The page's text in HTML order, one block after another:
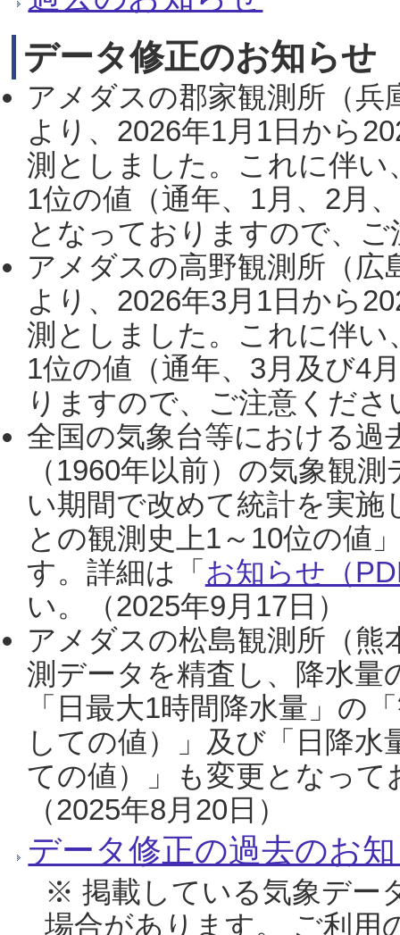
データ修正のお知らせ
アメダスの郡家観測所（
より、2026年1月1日から
測としました。これに伴い
1位の値（通年、1月、2月
となっておりますので、
アメダスの高野観測所（
より、2026年3月1日から
測としました。これに伴い
1位の値（通年、3月及び4
りますので、ご注意くだ
全国の気象台等における過
（1960年以前）の気象観
い期間で改めて統計を実
との観測史上1～10位の値
す。詳細は「 お知らせ（
い。（2025年9月17日）
アメダスの松島観測所（熊
測データを精査し、降水
「日最大1時間降水量」の
しての値）」及び「日降
ての値）」も変更となっ
（2025年8月20日）
データ修正の過去のお
※ 掲載している気象デー
場合があります。 ご利用